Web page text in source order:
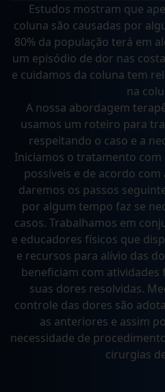
Estudos mostram que
coluna são causadas por
80% da população terá em
um episódio de dor nas
e cuidamos da coluna tem
na
A nossa abordagem
usamos um roteiro para
respeitando o caso e a
Iniciamos o tratamento com
possíveis e de acordo
daremos os passos
por algum tempo faz se
casos. Trabalhamos em
e educadores físicos que
e recursos para alívio das
beneficiam com atividades
suas dores resolvidas.
controle das dores são
as anteriores e assim
necessidade de
cirurgias